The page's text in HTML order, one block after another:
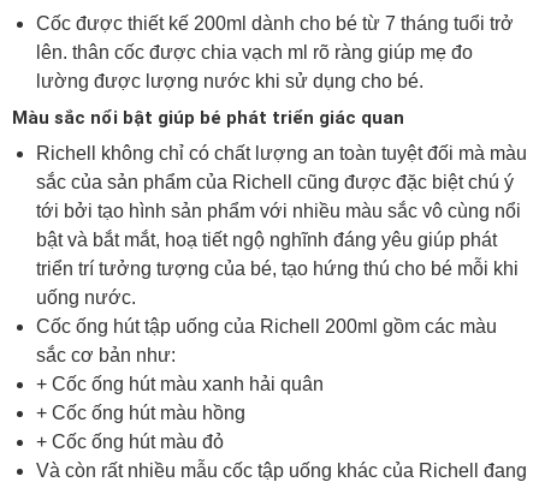
Cốc được thiết kế 200ml dành cho bé từ 7 tháng tuổi trở
lên. thân cốc được chia vạch ml rõ ràng giúp mẹ đo
lường được lượng nước khi sử dụng cho bé.
Màu sắc nổi bật giúp bé phát triển giác quan
Richell không chỉ có chất lượng an toàn tuyệt đối mà màu
sắc của sản phẩm của Richell cũng được đặc biệt chú ý
tới bởi tạo hình sản phẩm với nhiều màu sắc vô cùng nổi
bật và bắt mắt, hoạ tiết ngộ nghĩnh đáng yêu giúp phát
triển trí tưởng tượng của bé, tạo hứng thú cho bé mỗi khi
uống nước.
Cốc ống hút tập uống của Richell 200ml gồm các màu
sắc cơ bản như:
+ Cốc ống hút màu xanh hải quân
+ Cốc ống hút màu hồng
+ Cốc ống hút màu đỏ
Và còn rất nhiều mẫu cốc tập uống khác của Richell đang